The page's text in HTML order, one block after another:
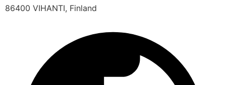
86400 VIHANTI, Finland